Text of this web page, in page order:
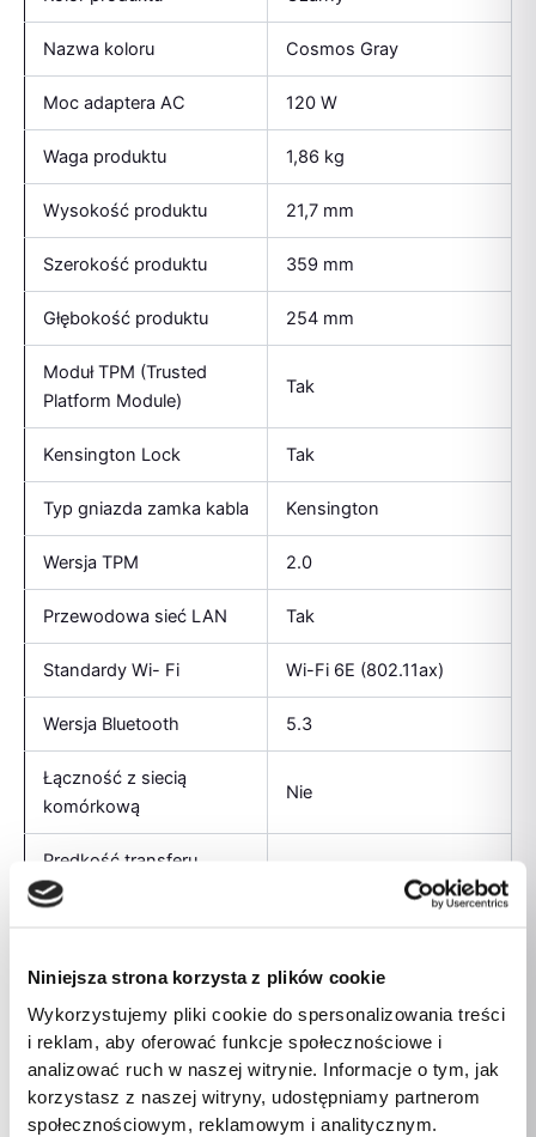
Niniejsza strona korzysta z plików cookie
Wykorzystujemy pliki cookie do spersonalizowania treści
i reklam, aby oferować funkcje społecznościowe i
analizować ruch w naszej witrynie. Informacje o tym, jak
korzystasz z naszej witryny, udostępniamy partnerom
społecznościowym, reklamowym i analitycznym.
Nazwa koloru Cosmos Gray
Moc adaptera AC 120 W
Waga produktu 1,86 kg
Wysokość produktu 21,7 mm
Szerokość produktu 359 mm
Głębokość produktu 254 mm
Moduł TPM (Trusted
Platform Module)
Tak
Kensington Lock Tak
Typ gniazda zamka kabla Kensington
Wersja TPM 2.0
Przewodowa sieć LAN Tak
Standardy Wi- Fi Wi-Fi 6E (802.11ax)
Wersja Bluetooth 5.3
Łączność z siecią
komórkową
Nie
Prędkość transferu
danych przez Ethernet
Prędkość transferu
LAN
Prędkość transferu
danych przez Ethernet
10 Mbit/s